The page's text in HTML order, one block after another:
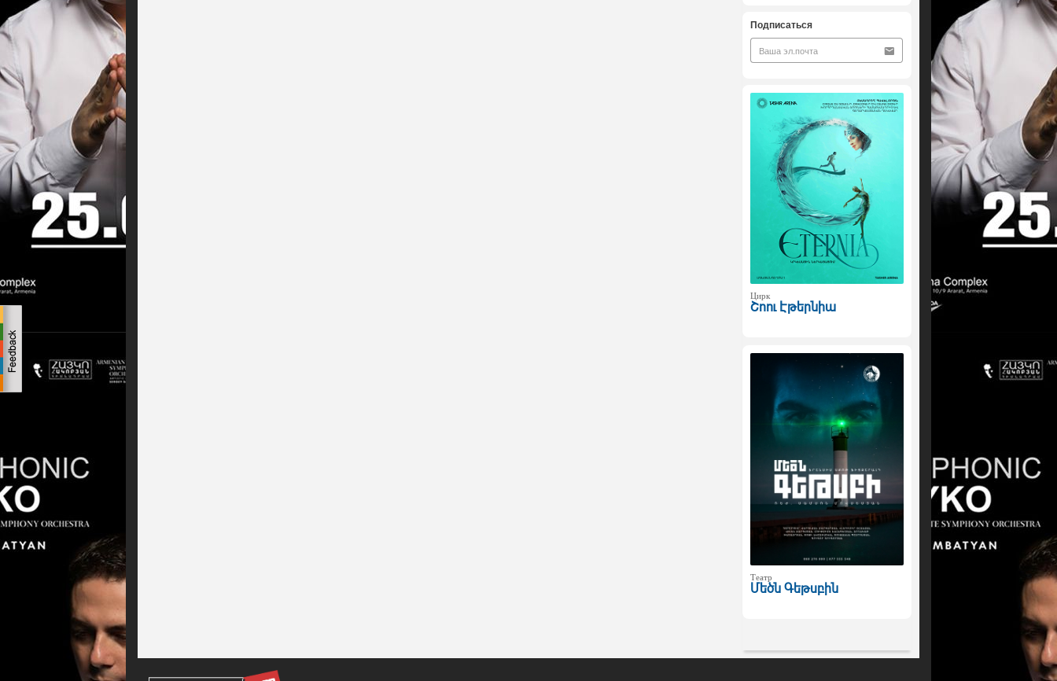
Подписаться
Цирк
Շոու Էթերնիա
Театр
Մեծն Գեթսբին